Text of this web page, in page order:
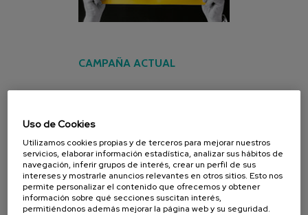
CAMPAÑA ACTUAL
Uso de Cookies
Utilizamos cookies propias y de terceros para mejorar nuestros
servicios, elaborar información estadística, analizar sus hábitos de
navegación, inferir grupos de interés, crear un perfil de sus
intereses y mostrarle anuncios relevantes en otros sitios. Esto nos
permite personalizar el contenido que ofrecemos y obtener
información sobre qué secciones suscitan interés,
permitiéndonos además mejorar la página web y su seguridad.